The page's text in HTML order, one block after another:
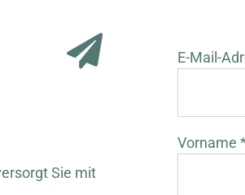
Sie mit
E-Mail-
Vorname